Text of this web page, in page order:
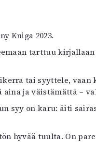
Kniga 2023.
tarttuu kirjallaan
tai syyttele, vaan
ja väistämättä –
syy on karu: äiti
hyvää tuulta. On